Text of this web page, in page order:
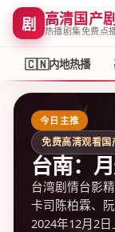
剧 高清国产剧
热播剧集免费点
🇨🇳内地热播
今日主推
免费高清观看国
台南：
台湾剧情台影
卡司陈柏霖、
2024年12月2